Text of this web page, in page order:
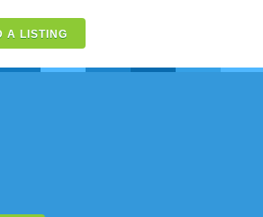
A LISTING